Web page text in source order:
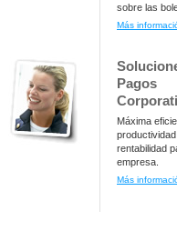
sobre las
Más
Pagos
Máxima
rentabilidad
empresa.
Más